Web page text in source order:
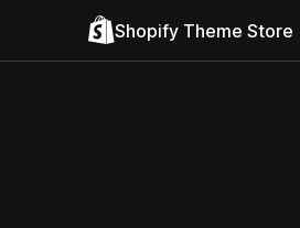
Shopify Theme Store